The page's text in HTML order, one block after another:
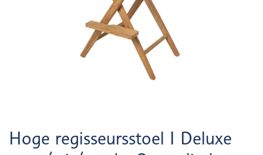
Hoge regisseursstoel I Deluxe